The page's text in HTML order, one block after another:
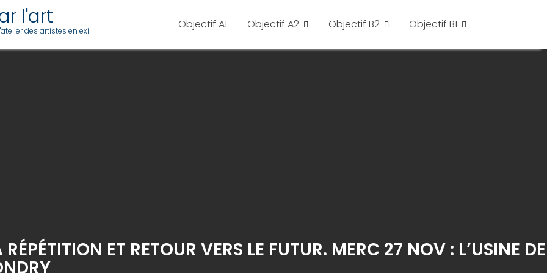
l'art
des artistes en exil Objectif A1 Objectif A2 Objectif B2 Objectif B1
ET RETOUR VERS LE FUTUR. MERC 27 NOV : L’USINE